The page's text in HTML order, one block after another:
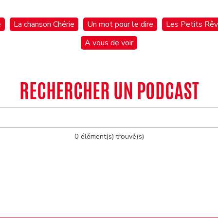
La chanson Chérie Un mot pour le dire
Les Petits
A vous de voir
RECHERCHER UN PODCAST
0 élément(s) trouvé(s)